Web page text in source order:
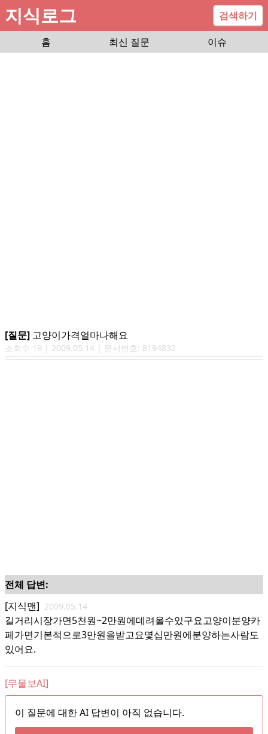
지식로그
검색하기
홈
최신 질문 이슈
[질문] 고양이가격얼마나해요
조회수 19 | 2009.05.14 | 문서번호: 8194832
전체 답변:
[지식맨] 2009.05.14
길거리시장가면5천원~2만원에데려올수있구요고양이분양카
페가면기본적으로3만원을받고요몇십만원에분양하는사람도
있어요.
[무물보AI]
이 질문에 대한 AI 답변이 아직 없습니다.